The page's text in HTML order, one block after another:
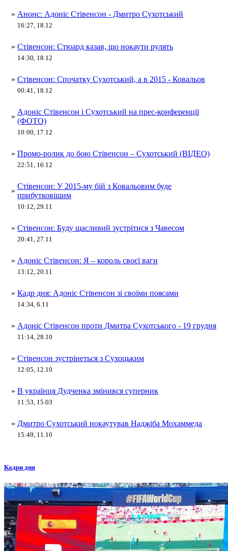
» Анонс: Адоніс Стівенсон - Дмитро Сухотський
16:27, 18.12
» Стівенсон: Стюард казав, що нокаути рулять
14:30, 18.12
» Стівенсон: Спочатку Сухотський, а в 2015 - Ковальов
00:41, 18.12
»
Адоніс Стівенсон і Сухотський на прес-конференції
(ФОТО)
10:00, 17.12
» Промо-ролик до бою Стівенсон – Сухотський (ВІДЕО)
22:51, 16.12
»
Стівенсон: У 2015-му бій з Ковальовим буде
прибутковішим
10:12, 29.11
» Стівенсон: Буду щасливий зустрітися з Чавесом
20:41, 27.11
» Адоніс Стівенсон: Я – король своєї ваги
13:12, 20.11
» Кадр дня: Адоніс Стівенсон зі своїми поясами
14:34, 6.11
» Адоніс Стівенсон проти Дмитра Сухотського - 19 грудня
11:14, 28.10
» Стівенсон зустрінеться з Сухоцьким
12:05, 12.10
» В українця Дудченка змінився суперник
11:53, 15.03
» Дмитро Сухотський нокаутував Наджіба Мохаммеда
15:49, 11.10
Кадри дня